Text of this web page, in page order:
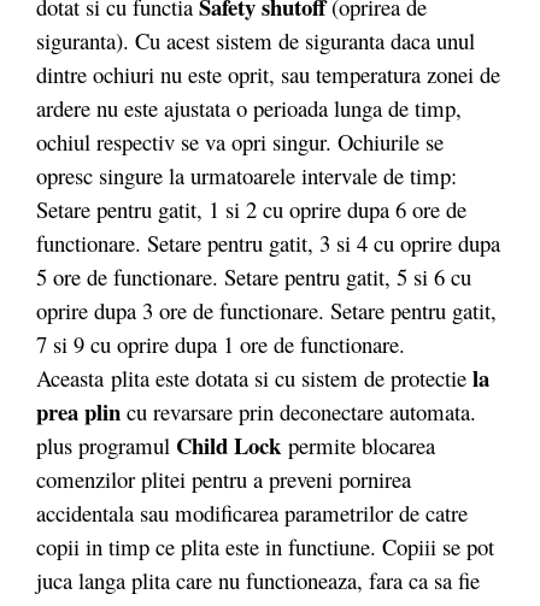
dotat si cu functia Safety shutoff(oprirea de
siguranta). Cu acest sistem de siguranta daca unul
dintre ochiuri nu este oprit, sau temperatura zonei de
ardere nu este ajustata o perioada lunga de timp,
ochiul respectiv se va opri singur. Ochiurile se
opresc singure la urmatoarele intervale de timp:
Setare pentru gatit, 1 si 2 cu oprire dupa 6 ore de
functionare. Setare pentru gatit, 3 si 4 cu oprire dupa
5 ore de functionare. Setare pentru gatit, 5 si 6 cu
oprire dupa 3 ore de functionare. Setare pentru gatit,
7 si 9 cu oprire dupa 1 ore de functionare.
Aceasta plita este dotata si cu sistem de protectie la
prea plin cu revarsare prin deconectare automata.
plus programul Child Lock permite blocarea
comenzilor plitei pentru a preveni pornirea
accidentala sau modificarea parametrilor de catre
copii in timp ce plita este in functiune. Copiii se pot
juca langa plita care nu functioneaza, fara ca sa fie